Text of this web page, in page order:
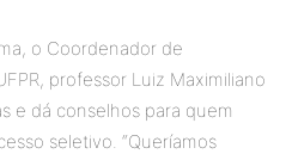
o Coordenador de
professor Luiz Maximiliano
e dá conselhos para quem
seletivo. “Queríamos